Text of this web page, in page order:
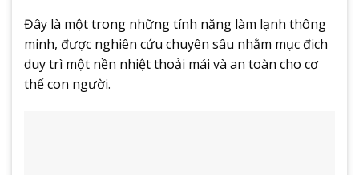
Đây là một trong những tính năng làm lạnh thông
minh, được nghiên cứu chuyên sâu nhằm mục đich
duy trì một nền nhiệt thoải mái và an toàn cho cơ
thể con người.